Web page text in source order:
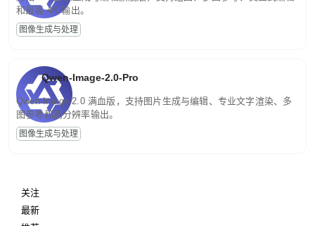
和最高 4K 输出。
图像生成与处理
Qwen-Image-2.0-Pro
Qwen-Image-2.0 满血版，支持图片生成与编辑、专业文字渲染、多
图参考和高分辨率输出。
图像生成与处理
关注
最新